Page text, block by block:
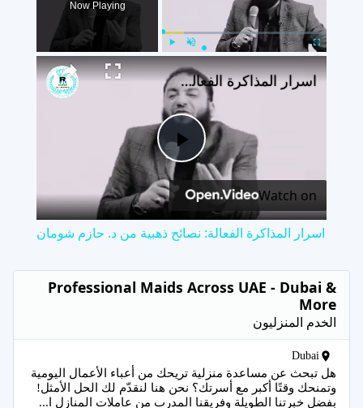
Now Playing
×
Play
Video
اسرار المذاكرة الفعالة: نصائح ذهبية من د. حازم شومان
Watch on
اسرار المذاكرة الفعالة: نصائح ذهبية من د. حازم شومان
Professional Maids Across UAE - Dubai &
More
الخدم المنزليون
Dubai
هل تبحث عن مساعدة منزلية تريحك من أعباء الأعمال اليومية
وتمنحك وقتًا أكبر مع أسرتك؟ نحن هنا لنقدّم لك الحل الأمثل!
بفضل خبرتنا الطويلة وفريقنا المدرب من عاملات المنازل ا...